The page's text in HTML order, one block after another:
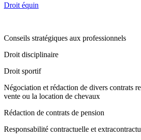
Droit équin
Conseils stratégiques aux professionnels
Droit disciplinaire
Droit sportif
Négociation et rédaction de divers contrats
vente ou la location de chevaux
Rédaction de contrats de pension
Responsabilité contractuelle et